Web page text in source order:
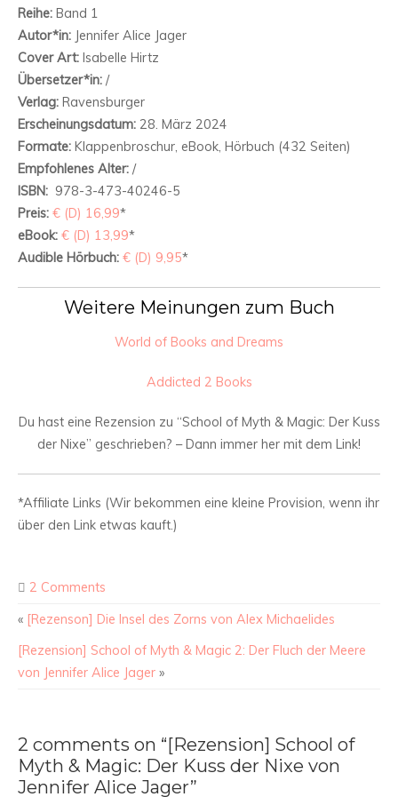
Reihe: Band 1
Autor*in: Jennifer Alice Jager
Cover Art: Isabelle Hirtz
Übersetzer*in: /
Verlag: Ravensburger
Erscheinungsdatum: 28. März 2024
Formate: Klappenbroschur, eBook, Hörbuch (432 Seiten)
Empfohlenes Alter: /
ISBN: ‎ 978-3-473-40246-5
Preis: € (D) 16,99*
eBook: € (D) 13,99*
Audible Hörbuch: € (D) 9,95*
Weitere Meinungen zum Buch
World of Books and Dreams
Addicted 2 Books
Du hast eine Rezension zu “School of Myth & Magic: Der Kuss
der Nixe” geschrieben? – Dann immer her mit dem Link!
*Affiliate Links (Wir bekommen eine kleine Provision, wenn ihr
über den Link etwas kauft.)
2 Comments
« [Rezenson] Die Insel des Zorns von Alex Michaelides
[Rezension] School of Myth & Magic 2: Der Fluch der Meere
von Jennifer Alice Jager »
2 comments on “[Rezension] School of
Myth & Magic: Der Kuss der Nixe von
Jennifer Alice Jager”